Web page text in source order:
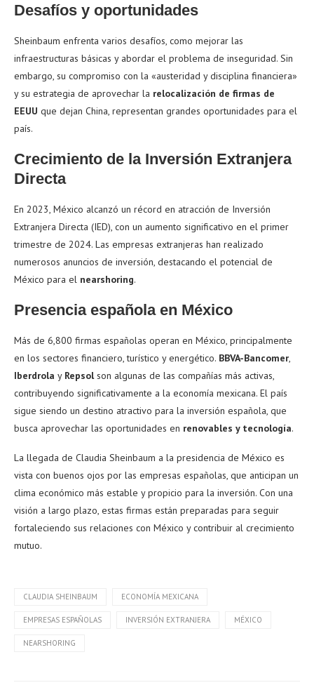
Desafíos y oportunidades
Sheinbaum enfrenta varios desafíos, como mejorar las
infraestructuras básicas y abordar el problema de inseguridad. Sin
embargo, su compromiso con la «austeridad y disciplina financiera»
y su estrategia de aprovechar la relocalización de firmas de
EEUU que dejan China, representan grandes oportunidades para el
país.
Crecimiento de la Inversión Extranjera
Directa
En 2023, México alcanzó un récord en atracción de Inversión
Extranjera Directa (IED), con un aumento significativo en el primer
trimestre de 2024. Las empresas extranjeras han realizado
numerosos anuncios de inversión, destacando el potencial de
México para el nearshoring.
Presencia española en México
Más de 6,800 firmas españolas operan en México, principalmente
en los sectores financiero, turístico y energético. BBVA-Bancomer,
Iberdrola y Repsolson algunas de las compañías más activas,
contribuyendo significativamente a la economía mexicana. El país
sigue siendo un destino atractivo para la inversión española, que
busca aprovechar las oportunidades en renovables y tecnología.
La llegada de Claudia Sheinbaum a la presidencia de México es
vista con buenos ojos por las empresas españolas, que anticipan un
clima económico más estable y propicio para la inversión. Con una
visión a largo plazo, estas firmas están preparadas para seguir
fortaleciendo sus relaciones con México y contribuir al crecimiento
mutuo.
CLAUDIA SHEINBAUM ECONOMÍA MEXICANA
EMPRESAS ESPAÑOLAS INVERSIÓN EXTRANJERA MÉXICO
NEARSHORING